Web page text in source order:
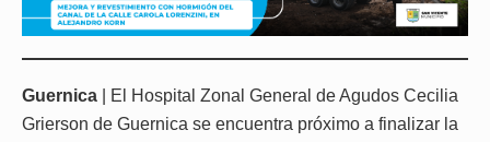
Guernica | El Hospital Zonal General de Agudos Cecilia
Grierson de Guernica se encuentra próximo a finalizar la